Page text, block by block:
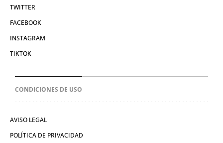
TWITTER
FACEBOOK
INSTAGRAM
TIKTOK
CONDICIONES DE USO
AVISO LEGAL
POLÍTICA DE PRIVACIDAD